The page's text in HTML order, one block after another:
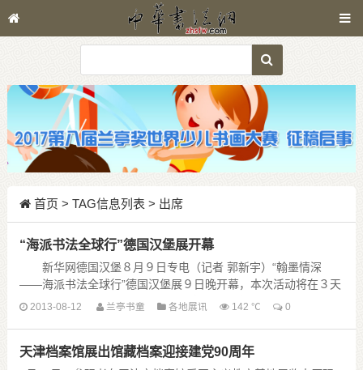
首页 > TAG信息列表 > 出席
“海派书法全球行”德国汉堡展开幕
新华网德国汉堡８月９日专电（记者 郭新宇）“翰墨情深
——海派书法全球行”德国汉堡展９日晚开幕，本次活动将在３天
的时间里向当地观众展出５５幅名家作品。这是海派书法艺术首
2013-08-12 兰亭书童 各地展讯 142 ℃ 0
天津档案馆展出馆藏档案迎接建党90周年